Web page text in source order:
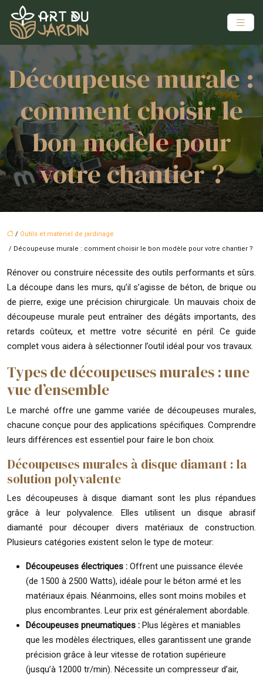
Découpeuse murale :
comment choisir le
bon modèle pour
votre chantier ?
/ Outils et matériel de jardinage
/ Découpeuse murale : comment choisir le bon modèle pour votre chantier ?
Rénover ou construire nécessite des outils performants et sûrs.
La découpe dans les murs, qu’il s’agisse de béton, de brique ou
de pierre, exige une précision chirurgicale. Un mauvais choix de
découpeuse murale peut entraîner des dégâts importants, des
retards coûteux, et mettre votre sécurité en péril. Ce guide
complet vous aidera à sélectionner l’outil idéal pour vos travaux.
Types de découpeuses murales : une
vue d’ensemble
Le marché offre une gamme variée de découpeuses murales,
chacune conçue pour des applications spécifiques. Comprendre
leurs différences est essentiel pour faire le bon choix.
Découpeuses murales à disque diamant : la
solution polyvalente
Les découpeuses à disque diamant sont les plus répandues
grâce à leur polyvalence. Elles utilisent un disque abrasif
diamanté pour découper divers matériaux de construction.
Plusieurs catégories existent selon le type de moteur:
Découpeuses électriques : Offrent une puissance élevée
(de 1500 à 2500 Watts), idéale pour le béton armé et les
matériaux épais. Néanmoins, elles sont moins mobiles et
plus encombrantes. Leur prix est généralement abordable.
Découpeuses pneumatiques : Plus légères et maniables
que les modèles électriques, elles garantissent une grande
précision grâce à leur vitesse de rotation supérieure
(jusqu’à 12000 tr/min). Nécessite un compresseur d’air,